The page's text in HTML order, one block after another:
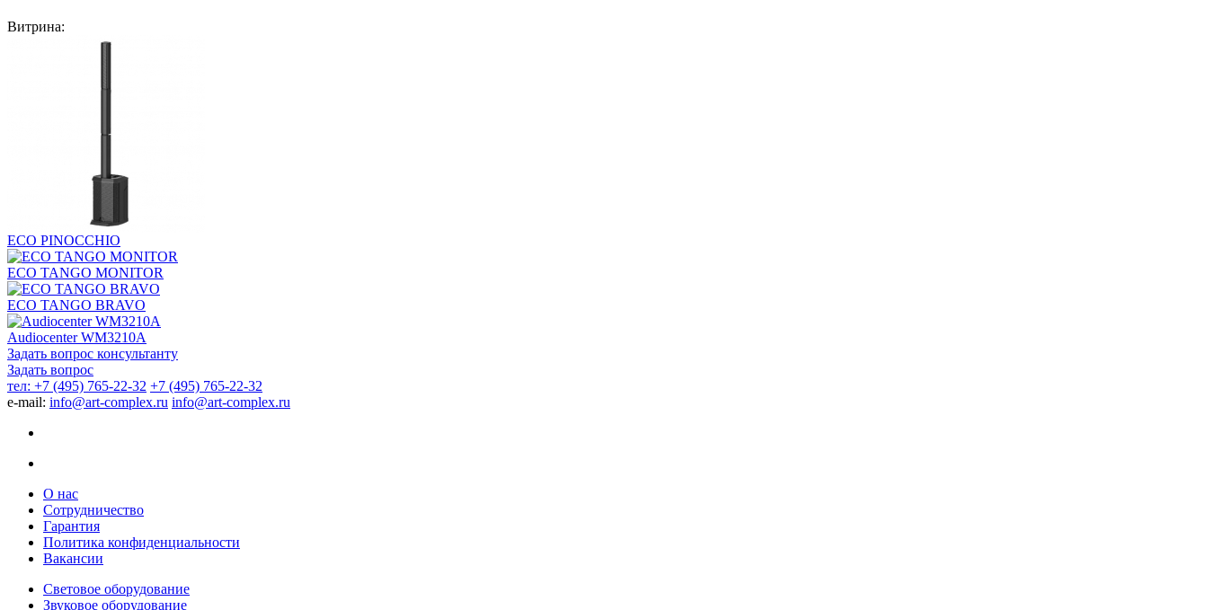
Витрина:
ECO PINOCCHIO
ECO TANGO MONITOR
ECO TANGO BRAVO
Audiocenter WM3210A
Задать вопрос консультанту
Задать вопрос
тел: +7 (495) 765-22-32 +7 (495) 765-22-32
e-mail: info@art-complex.ru info@art-complex.ru
О нас
Сотрудничество
Гарантия
Политика конфиденциальности
Вакансии
Световое оборудование
Звуковое оборудование